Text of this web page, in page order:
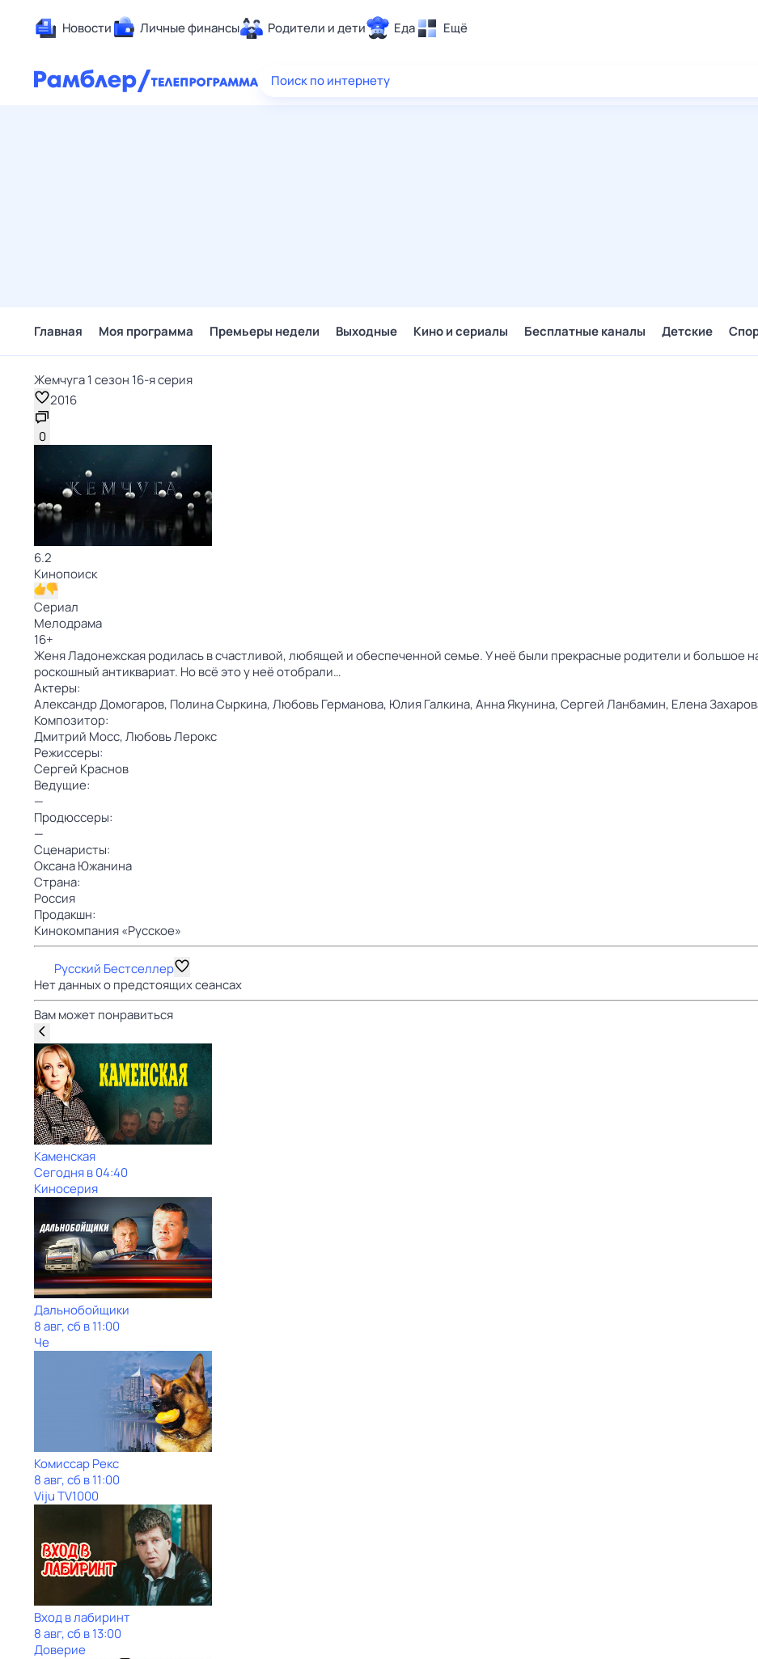
Новости Личные финансы Родители и дети Еда Ещё
Здоровье
Поиск по интернету
Главная Моя программа Премьеры недели Выходные Кино и сериалы Бесплатные каналы Детские
Жемчуга 1 сезон 16-я серия
2016
0
6.2
Кинопоиск
Сериал
Мелодрама
16+
Женя Ладонежская родилась в счастливой, любящей и обеспеченной семье. У неё были прекрасные родители и большое
роскошный антиквариат. Но всё это у неё отобрали…
Актеры:
Александр Домогаров, Полина Сыркина,Любовь Германова, Юлия Галкина,Анна Якунина,Сергей Ланбамин, Елена
Композитор:
Дмитрий Мосс,Любовь Лерокс
Режиссеры:
Сергей Краснов
Ведущие:
—
Продюссеры:
—
Сценаристы:
Оксана Южанина
Страна:
Россия
Продакшн:
Кинокомпания «Русское»
Русский Бестселлер
Нет данных о предстоящих сеансах
Вам может понравиться
Каменская
Сегодня в 04:40
Киносерия
Дальнобойщики
8 авг, сб в 11:00
Че
Комиссар Рекс
8 авг, сб в 11:00
Viju TV1000
Вход в лабиринт
8 авг, сб в 13:00
Доверие